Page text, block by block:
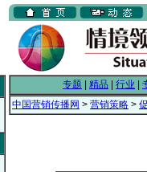
专题 精品 行业
中国营销传播网 > 营销策略 >